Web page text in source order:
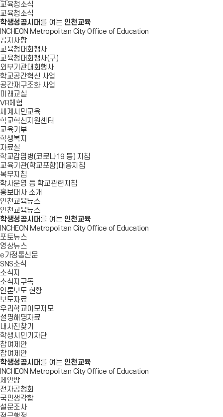
교육청소식
교육청소식
학생성공시대 를 여는 인천교육
INCHEON Metropolitan City Office of Education
공지사항
교육청대회행사
교육청대회행사(구)
외부기관대회행사
학교공간혁신 사업
공간재구조화 사업
미래교실
VR체험
세계시민교육
학교혁신지원센터
교육기부
학생복지
자료실
학교감염병(코로나19 등) 지침
교육기관(학교포함)대응지침
복무지침
학사운영 등 학교관련지침
홍보대사 소개
인천교육뉴스
인천교육뉴스
학생성공시대 를 여는 인천교육
INCHEON Metropolitan City Office of Education
포토뉴스
영상뉴스
e가정통신문
SNS소식
소식지
소식지구독
언론보도 현황
보도자료
우리학교이모저모
설명해명자료
내사진찾기
학생시민기자단
참여제안
참여제안
학생성공시대 를 여는 인천교육
INCHEON Metropolitan City Office of Education
제안방
전자공청회
국민생각함
설문조사